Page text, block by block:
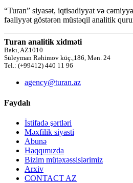
“Turan” siyasət, iqtisadiyyat və
fəaliyyət göstərən müstəqil analitik
Turan analitik xidməti
Bakı, AZ1010
Süleyman Rəhimov küç.,186, Mən. 24
Tel.: (+99412) 440 11 96
agency@turan.az
Faydalı
İstifadə şərtləri
Məxfilik siyasti
Abunə
Haqqımızda
Bizim mütəxəssislərimiz
Arxiv
CONTACT AZ